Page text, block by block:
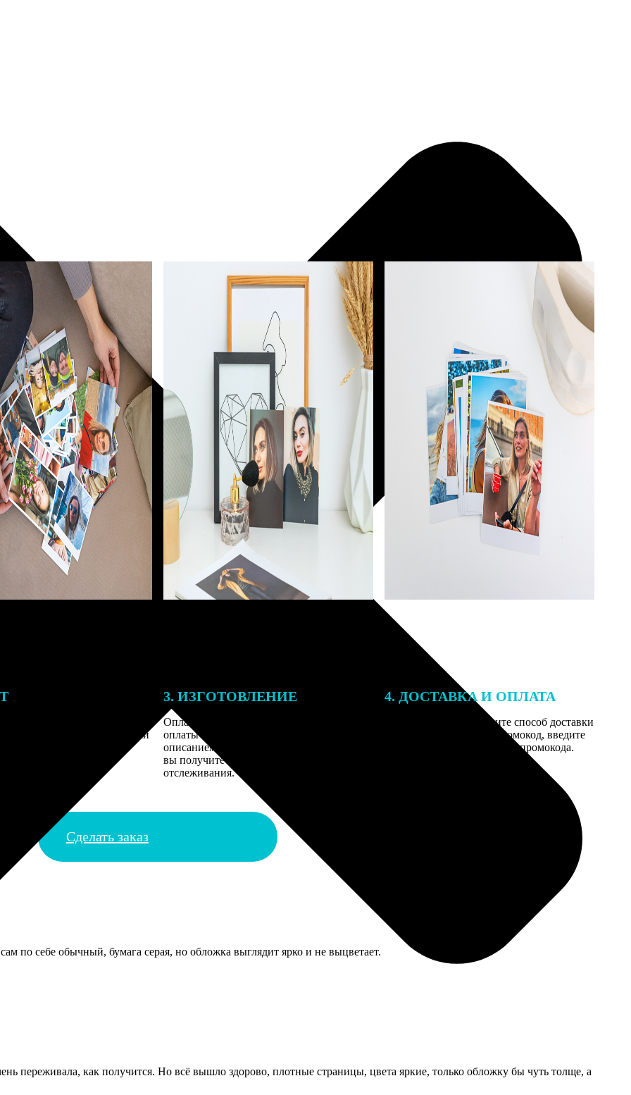
могут связаться с Вами
3. ИЗГОТОВЛЕНИЕ
Оплатите заказ банковской картой. После
оплаты получите подтверждение на email с
описанием заказа. Когда отправим заказ,
вы получите письмо с трек-номером для
отслеживания.
4. ДОСТАВКА И ОПЛАТА
Введите адрес и выберите способ доставки
заказа. Если у вас есть промокод, введите
его в специальное поле для промокода.
Сделать заказ
по себе обычный, бумага серая, но обложка выглядит ярко и не выцветает.
переживала, как получится. Но всё вышло здорово, плотные страницы, цвета яркие, только обложку бы чуть толще, а